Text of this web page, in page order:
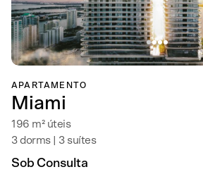
APARTAMENTO
Miami
196 m² úteis
3 dorms | 3 suítes
Sob Consulta